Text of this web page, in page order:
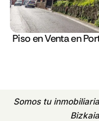
Piso en Venta en
Somos tu